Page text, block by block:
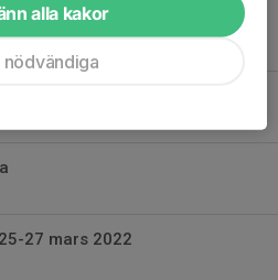
på jvm-tester
27 mars 2022
alla kakor
nödvändiga